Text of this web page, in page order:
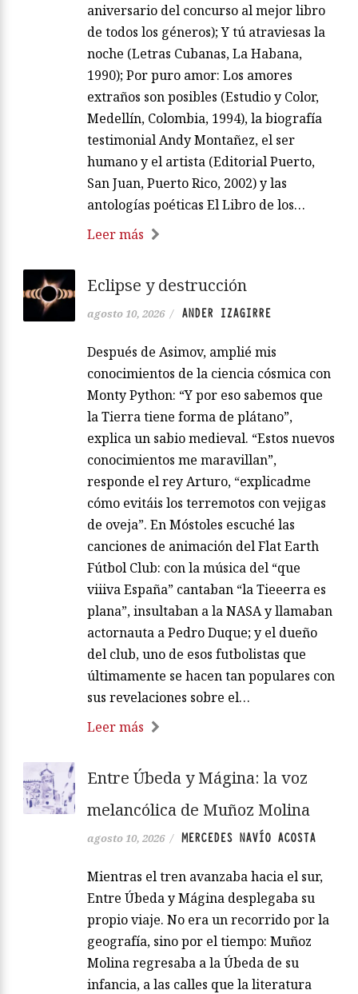
aniversario del concurso al mejor libro
de todos los géneros); Y tú atraviesas la
noche (Letras Cubanas, La Habana,
1990); Por puro amor: Los amores
extraños son posibles (Estudio y Color,
Medellín, Colombia, 1994), la biografía
testimonial Andy Montañez, el ser
humano y el artista (Editorial Puerto,
San Juan, Puerto Rico, 2002) y las
antologías poéticas El Libro de los…
Leer más
Eclipse y destrucción
agosto 10, 2026 / ANDER IZAGIRRE
Después de Asimov, amplié mis
conocimientos de la ciencia cósmica con
Monty Python: “Y por eso sabemos que
la Tierra tiene forma de plátano”,
explica un sabio medieval. “Estos nuevos
conocimientos me maravillan”,
responde el rey Arturo, “explicadme
cómo evitáis los terremotos con vejigas
de oveja”. En Móstoles escuché las
canciones de animación del Flat Earth
Fútbol Club: con la música del “que
viiiva España” cantaban “la Tieeerra es
plana”, insultaban a la NASA y llamaban
actornauta a Pedro Duque; y el dueño
del club, uno de esos futbolistas que
últimamente se hacen tan populares con
sus revelaciones sobre el…
Leer más
Entre Úbeda y Mágina: la voz
melancólica de Muñoz Molina
agosto 10, 2026 / MERCEDES NAVÍO ACOSTA
Mientras el tren avanzaba hacia el sur,
Entre Úbeda y Mágina desplegaba su
propio viaje. No era un recorrido por la
geografía, sino por el tiempo: Muñoz
Molina regresaba a la Úbeda de su
infancia, a las calles que la literatura